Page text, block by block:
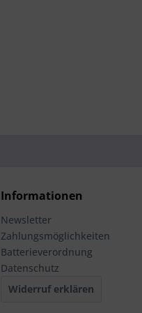
Informationen
Newsletter
Zahlungsmöglichkeiten
Batterieverordnung
Datenschutz
Widerruf erklären